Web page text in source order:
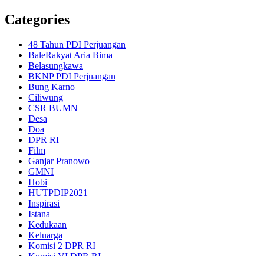
Categories
48 Tahun PDI Perjuangan
BaleRakyat Aria Bima
Belasungkawa
BKNP PDI Perjuangan
Bung Karno
Ciliwung
CSR BUMN
Desa
Doa
DPR RI
Film
Ganjar Pranowo
GMNI
Hobi
HUTPDIP2021
Inspirasi
Istana
Kedukaan
Keluarga
Komisi 2 DPR RI